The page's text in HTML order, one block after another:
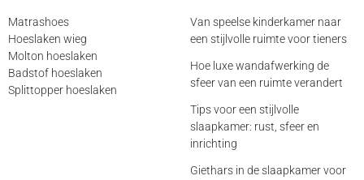
Matrashoes
Hoeslaken wieg
Molton hoeslaken
Badstof hoeslaken
Splittopper hoeslaken
Van speelse kinderkamer naar
een stijlvolle ruimte voor tieners
Hoe luxe wandafwerking de
sfeer van een ruimte verandert
Tips voor een stijlvolle
slaapkamer: rust, sfeer en
inrichting
Giethars in de slaapkamer voor